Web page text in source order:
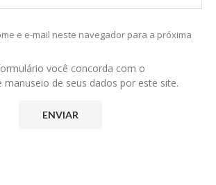
e e-mail neste navegador para a próxima
você concorda com o
de seus dados por este site.